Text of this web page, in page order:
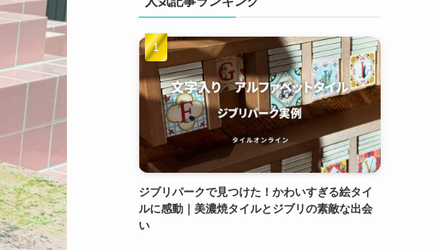
ジブリパークで見つけた！かわいすぎる絵タイ
ルに感動｜美濃焼タイルとジブリの素敵な出会
い